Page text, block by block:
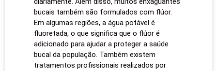
bucais também são formulados com flúor.
Em algumas regiões, a água potável é
fluoretada, o que significa que o flúor é
adicionado para ajudar a proteger a saúde
bucal da população. Também existem
tratamentos profissionais realizados por